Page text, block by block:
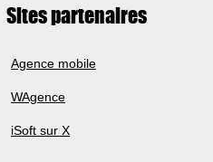
Sites partenaires
Agence mobile
WAgence
iSoft sur X